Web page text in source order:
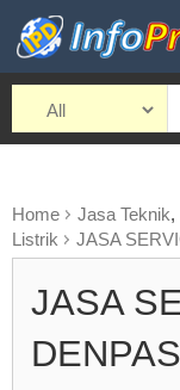
Home Jasa Teknik,
Listrik
JASA
JASA